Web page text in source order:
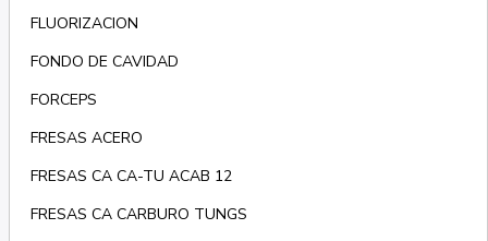
FLUORIZACION
FONDO DE CAVIDAD
FORCEPS
FRESAS ACERO
FRESAS CA CA-TU ACAB 12
FRESAS CA CARBURO TUNGS